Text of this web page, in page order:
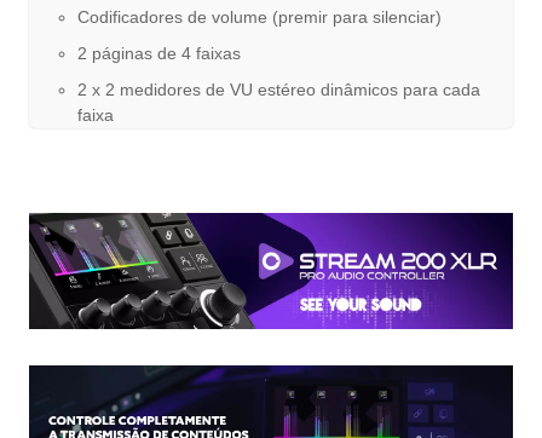
Codificadores de volume (premir para silenciar)
2 páginas de 4 faixas
2 x 2 medidores de VU estéreo dinâmicos para cada
faixa